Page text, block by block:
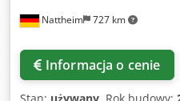
Nattheim 727 km
Informacja o cenie